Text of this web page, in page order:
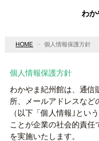
わか
HOME 個人情報保護方針
個人情報保護方針
わかやま紀州館は、通信
所、メールアドレスなど
（以下「個人情報｣とい
ことが企業の社会的責任
を実施いたします。